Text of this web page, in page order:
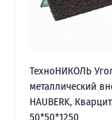
ТехноНИКОЛЬ
металлический
HAUBERK,